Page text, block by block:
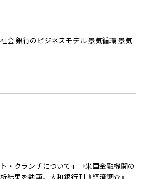
会 銀行のビジネスモデル 景気循環 景気
ト・クランチについて」→米国金融機関の
結果を執筆。大和銀行刊『経済調査』